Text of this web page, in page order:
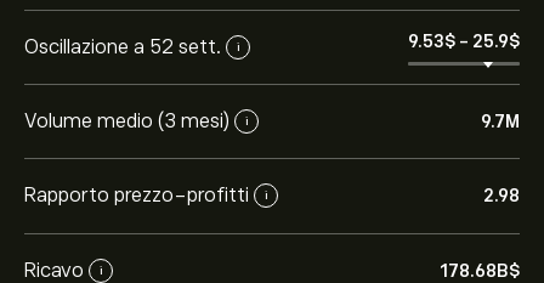
Oscillazione a 52 sett. i 9.53‎$‎ - 25.9‎$‎
Volume medio (3 mesi) i 9.7M
Rapporto prezzo-profitti i 2.98
Ricavo i 178.68B‎$‎